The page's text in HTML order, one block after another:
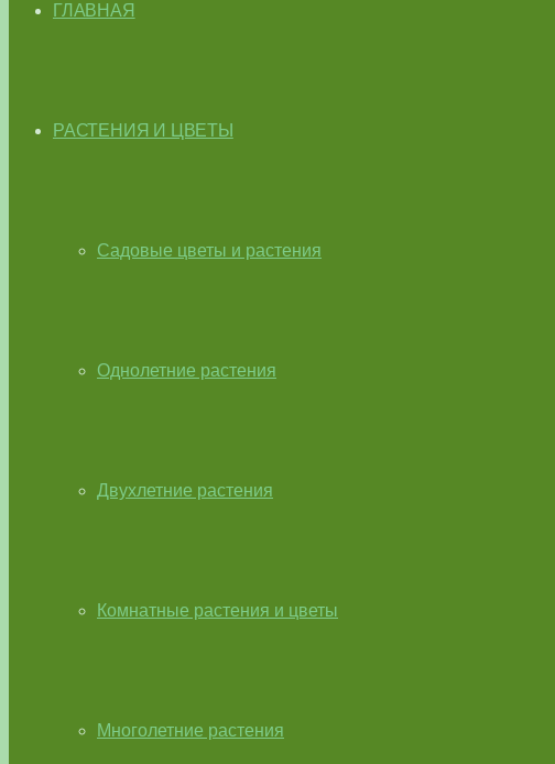
ГЛАВНАЯ
РАСТЕНИЯ И ЦВЕТЫ
Садовые цветы и растения
Однолетние растения
Двухлетние растения
Комнатные растения и цветы
Многолетние растения